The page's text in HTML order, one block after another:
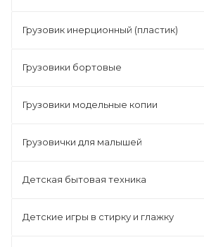
Грузовик инерционный (пластик)
Грузовики бортовые
Грузовики модельные копии
Грузовички для малышей
Детская бытовая техника
Детские игры в стирку и глажку